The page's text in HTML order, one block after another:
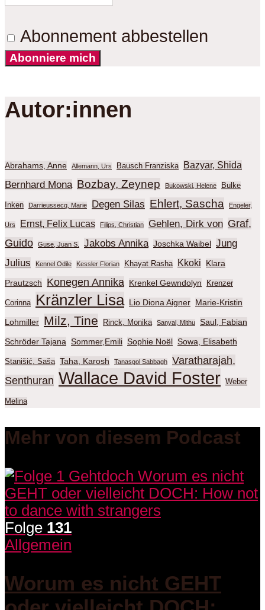
Abonnement abbestellen
Abonniere mich
Autor:innen
Abrahams, Anne Allemann, Urs Bausch Franziska Bazyar, Shida
Bernhard Mona Bozbay, Zeynep Bukowski, Helene Bulke
Inken Darrieussecq, Marie Degen Silas Ehlert, Sascha Engeler,
Urs Ernst, Felix Lucas Filips, Christian Gehlen, Dirk von Graf,
Guido
Guse, Juan S. Jakobs Annika Joschka Waibel Jung
Julius
Kennel Odile Kessler Florian Khayat Rasha Kkoki Klara
Prautzsch Konegen Annika Krenkel Gewndolyn Krenzer
Corinna Kränzler Lisa Lio Diona Aigner Marie-Kristin
Lohmiller Milz, Tine Rinck, Monika Sanyal, Mithu Saul, Fabian
Schröder Tajana Sommer,Emili Sophie Noël Sowa, Elisabeth
Stanišić, Saša Taha, Karosh Tanasgol Sabbagh
Varatharajah,
Senthuran Wallace David Foster Weber
Melina
Mehr von diesem Podcast
Folge 131
Allgemein
Worum es nicht GEHT